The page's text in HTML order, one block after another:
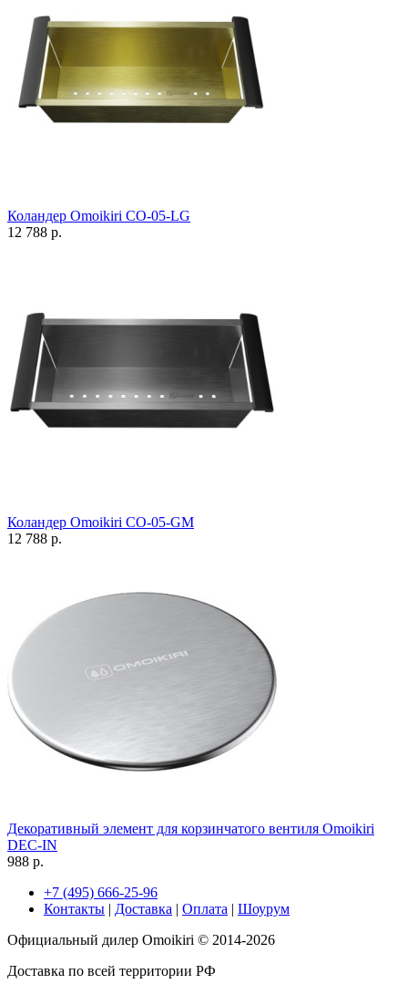
Коландер Omoikiri CO-05-LG
12 788 р.
Коландер Omoikiri CO-05-GM
12 788 р.
Декоративный элемент для корзинчатого вентиля Omoikiri
DEC-IN
988 р.
+7 (495) 666-25-96
Контакты | Доставка | Оплата | Шоурум
Официальный дилер Omoikiri © 2014-2026
Доставка по всей территории РФ